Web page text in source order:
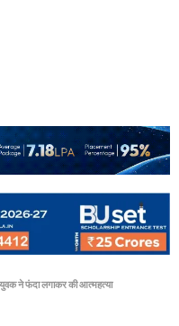
युवक ने फंदा लगाकर की आत्महत्या